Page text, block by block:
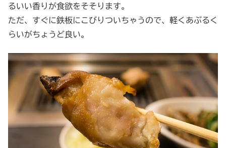
るいい香りが食欲をそそります。
ただ、すぐに鉄板にこびりついちゃうので、軽くあぶるく
らいがちょうど良い。